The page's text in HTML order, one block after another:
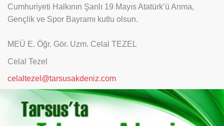
Cumhuriyeti Halkının Şanlı 19 Mayıs Atatürk’ü Anma,
Gençlik ve Spor Bayramı kutlu olsun.
MEÜ E. Öğr. Gör. Uzm. Celal TEZEL
Celal Tezel
celaltezel@tarsusakdeniz.com